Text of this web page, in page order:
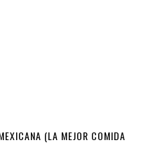
(LA MEJOR COMIDA